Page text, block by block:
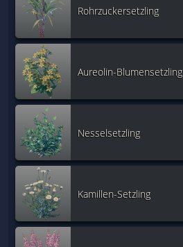
Rohrzuckersetzling
Aureolin-Blumensetzling
Nesselsetzling
Kamillen-Setzling